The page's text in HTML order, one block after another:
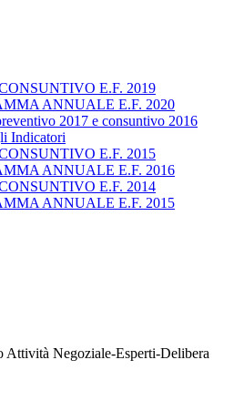
E.F. 2019
ANNUALE E.F. 2020
2017 e consuntivo 2016
Indicatori
E.F. 2015
ANNUALE E.F. 2016
E.F. 2014
ANNUALE E.F. 2015
Attività Negoziale-Esperti-Delibera